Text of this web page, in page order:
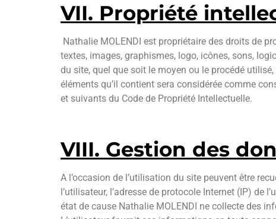
VII. Propriété
Nathalie MOLENDI est propriétaire des droits de
textes, images, graphismes, logo, icônes, sons,
du site, quel que soit le moyen ou le procédé
éléments qu’il contient sera considérée comme
et suivants du Code de Propriété Intellectuelle.
VIII. Gestion des
A l’occasion de l’utilisation du site peuvent être
l’utilisateur, l’adresse de protocole Internet (IP) de
état de cause Nathalie MOLENDI ne collecte des